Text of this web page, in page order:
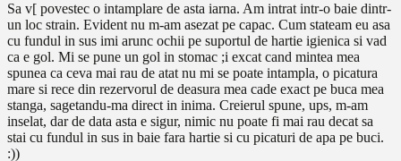
Sa v[ povestec o intamplare de asta iarna. Am intrat intr-o baie dintr-
un loc strain. Evident nu m-am asezat pe capac. Cum stateam eu asa
cu fundul in sus imi arunc ochii pe suportul de hartie igienica si vad
ca e gol. Mi se pune un gol in stomac ;i excat cand mintea mea
spunea ca ceva mai rau de atat nu mi se poate intampla, o picatura
mare si rece din rezervorul de deasura mea cade exact pe buca mea
stanga, sagetandu-ma direct in inima. Creierul spune, ups, m-am
inselat, dar de data asta e sigur, nimic nu poate fi mai rau decat sa
stai cu fundul in sus in baie fara hartie si cu picaturi de apa pe buci.
:))